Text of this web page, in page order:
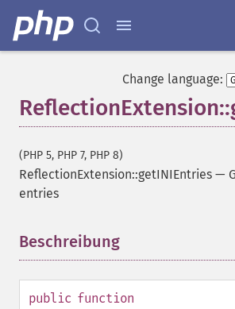
Change language:
(PHP 5, PHP 7, PHP 8)
ReflectionExtension::getINIEntries —
entries
Beschreibung
public function